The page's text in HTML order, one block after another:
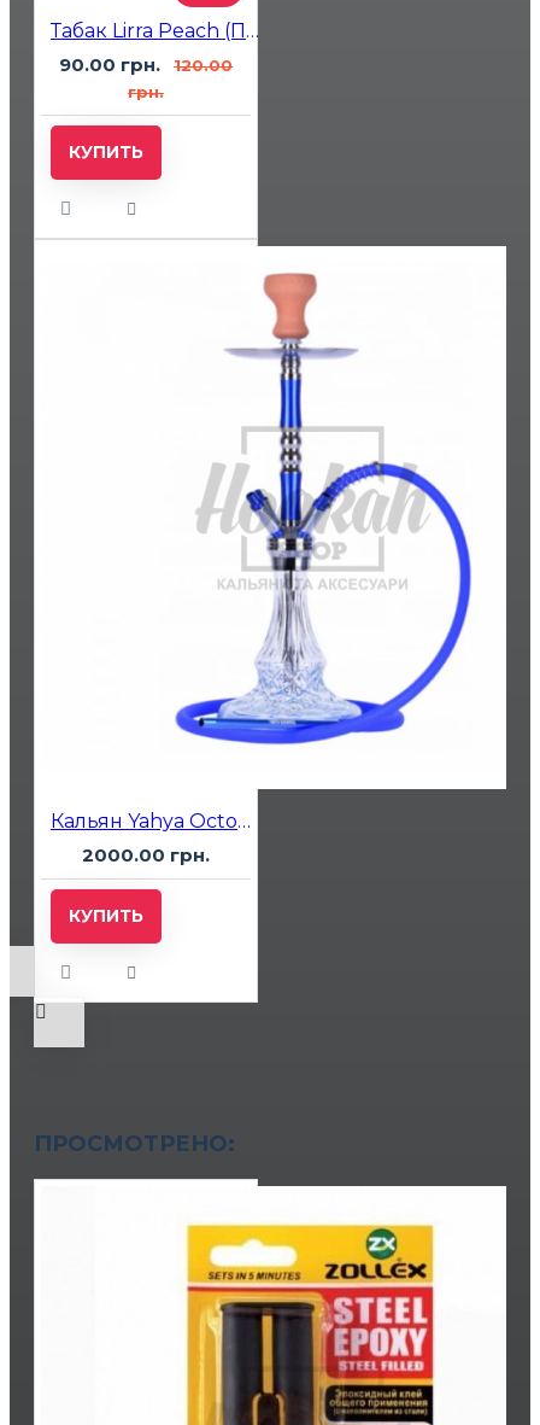
Табак Lirra Peach (Персик) 50 гр
90.00 грн.
120.00
грн.
КУПИТЬ
Кальян Yahya Octopus Синий
2000.00 грн.
КУПИТЬ
ПРОСМОТРЕНО: